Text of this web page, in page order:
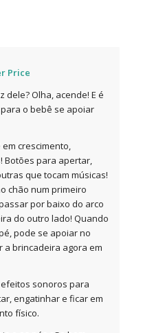
Price
Olha, acende! E é
o bebê se apoiar
crescimento,
Botões para apertar,
que tocam músicas!
chão num primeiro
por baixo do arco
do outro lado! Quando
pode se apoiar no
a brincadeira agora em
efeitos sonoros para
engatinhar e ficar em
físico.